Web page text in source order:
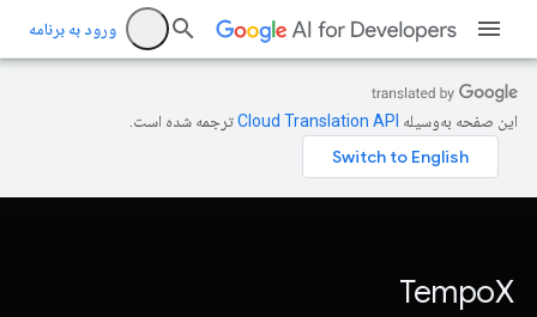
ورود به برنامه
این صفحه به‌وسیله ترجمه شده است.
TempoX